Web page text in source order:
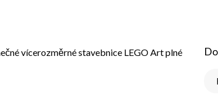
vícerozměrné stavebnice LEGO Art plné